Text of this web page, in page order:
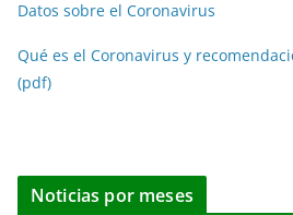
Datos sobre el Coronavirus
Qué es el Coronavirus y
(pdf)
Noticias por meses